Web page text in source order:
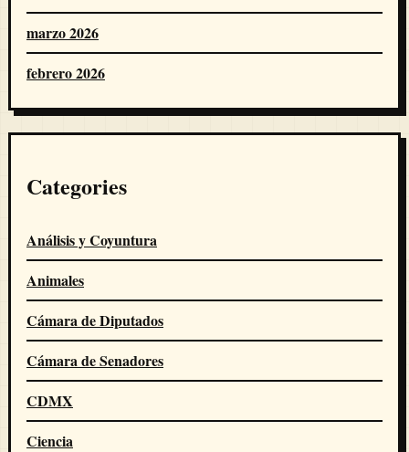
marzo 2026
febrero 2026
Categories
Análisis y Coyuntura
Animales
Cámara de Diputados
Cámara de Senadores
CDMX
Ciencia